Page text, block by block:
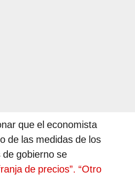
que el economista
de las medidas de los
gobierno se
de precios”. “Otro